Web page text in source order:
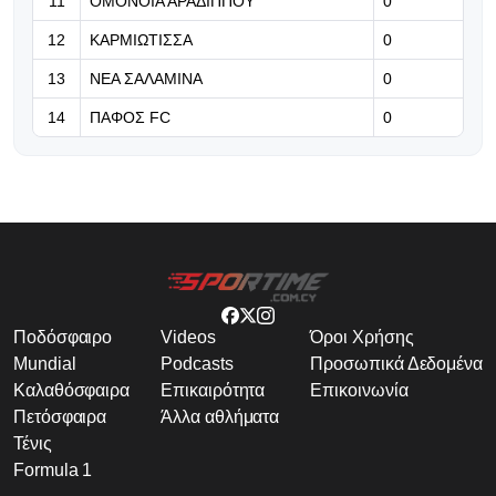
12 ΚΑΡΜΙΩΤΙΣΣΑ 0
13 ΝΕΑ ΣΑΛΑΜΙΝΑ 0
14 ΠΑΦΟΣ FC 0
Ποδόσφαιρο
Mundial
Καλαθόσφαιρα
Πετόσφαιρα
Τένις
Formula 1
Videos
Podcasts
Επικαιρότητα
Άλλα αθλήματα
Όροι Χρήσης
Προσωπικά Δεδομένα
Επικοινωνία